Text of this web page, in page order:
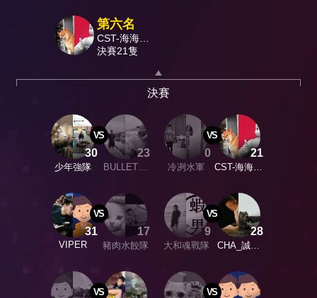
第六名
CST-海海人
生
決賽21隻
決賽
30
少年強隊
VS
23
BULLET滿
0
冷冽水軍
VS
21
CST-海海人
31
VIPER
VS
17
豬肉水餃隊
9
大和魂戰隊
VS
28
CHA_誠風
VS VS